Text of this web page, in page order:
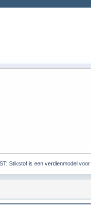
Stikstof is een verdienmodel